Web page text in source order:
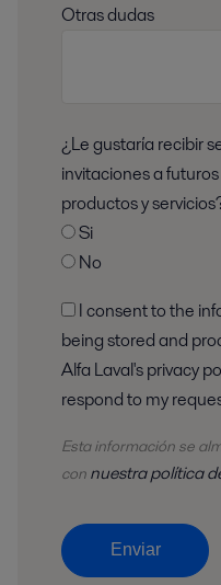
Otras dudas
¿Le gustaría recibir
invitaciones a
productos y
Si
No
being stored and
Alfa Laval's privacy
respond to my
Esta información se
con nuestra política
Enviar